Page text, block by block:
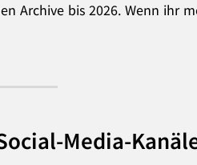
Archive bis 2026. Wenn ihr
Media-